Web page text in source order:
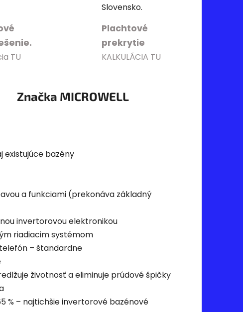
Slovensko.
TU
Plachtové
prekrytie
KALKULÁCIA TU
Značka MICROWELL
existujúce bazény
a funkciami (prekonáva základný
invertorovou elektronikou
riadiacim systémom
– štandardne
životnosť a eliminuje prúdové špičky
% – najtichšie invertorové bazénové